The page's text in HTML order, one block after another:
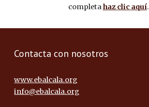
completa haz clic aquí.
Contacta con nosotros
www.ebalcala.org
info@ebalcala.org